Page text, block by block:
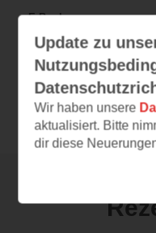
E-Book
Preis
Format
Update zu
Wir haben unsere
aktualisiert. Bitte
dir diese